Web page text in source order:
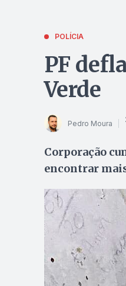
POLÍCIA
PF
Verde
Pedro Moura
Corporação
encontrar